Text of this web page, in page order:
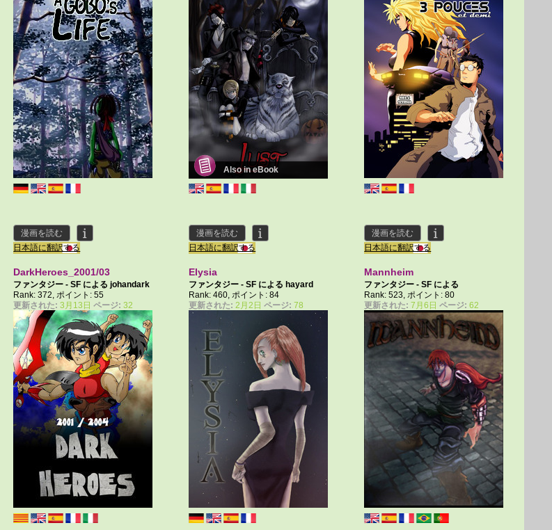
漫画を読む
日本語に翻訳する
Also in eBook
漫画を読む
日本語に翻訳する
漫画を読む
日本語に翻訳する
DarkHeroes_2001/03
ファンタジー - SF によるjohandark
Rank: 372, ポイント: 55
更新された: 3月13日 ページ: 32
Elysia
ファンタジー - SF による hayard
Rank: 460, ポイント: 84
更新された: 2月2日 ページ: 78
Mannheim
ファンタジー - SF による
Strawberry
Rank: 523, ポイント: 80
更新された: 7月6日 ページ: 62